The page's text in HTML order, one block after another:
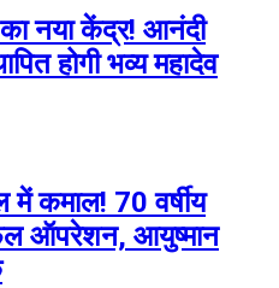
नया केंद्र! आनंदी
होगी भव्य महादेव
में कमाल! 70 वर्षीय
ऑपरेशन, आयुष्मान